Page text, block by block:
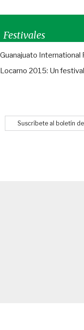
Festivales
Guanajuato International
Locarno 2015: Un
Suscríbete al boletín de